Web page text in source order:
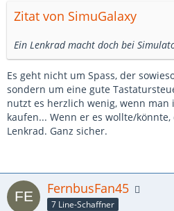
Zitat von SimuGalaxy
Ein Lenkrad macht doch bei
Es geht nicht um Spass, der
sondern um eine gute
nutzt es herzlich wenig, wenn man
kaufen... Wenn er es wollte/
Lenkrad. Ganz sicher.
FernbusFan45
7 Line-Schaffner